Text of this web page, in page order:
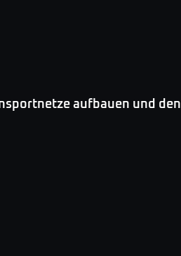
aufbauen und den